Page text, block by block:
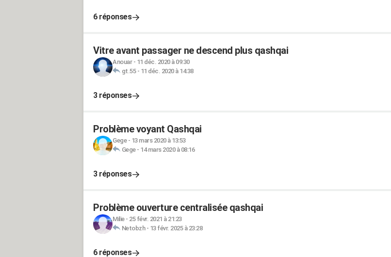
6 réponses
Vitre avant passager ne descend plus qashqai
Anouar- 11 déc. 2020 à 09:30
gt.55- 11 déc. 2020 à 14:38
3 réponses
Problème voyant Qashqai
Gege- 13 mars 2020 à 13:53
Gege- 14 mars 2020 à 08:16
3 réponses
Problème ouverture centralisée qashqai
Milie- 25 févr. 2021 à 21:23
Netobzh- 13 févr. 2025 à 23:28
6 réponses